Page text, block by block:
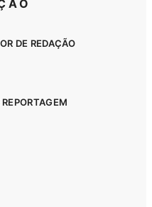
DE REDAÇÃO